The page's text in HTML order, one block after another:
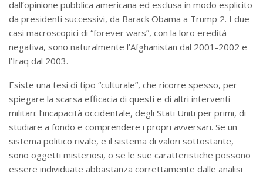
dall’opinione pubblica americana ed esclusa in modo esplicito
da presidenti successivi, da Barack Obama a Trump 2. I due
casi macroscopici di “forever wars”, con la loro eredità
negativa, sono naturalmente l’Afghanistan dal 2001-2002 e
l’Iraq dal 2003.
Esiste una tesi di tipo “culturale”, che ricorre spesso, per
spiegare la scarsa efficacia di questi e di altri interventi
militari: l’incapacità occidentale, degli Stati Uniti per primi, di
studiare a fondo e comprendere i propri avversari. Se un
sistema politico rivale, e il sistema di valori sottostante,
sono oggetti misteriosi, o se le sue caratteristiche possono
essere individuate abbastanza correttamente dalle analisi